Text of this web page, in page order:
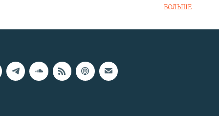
БОЛЬШЕ